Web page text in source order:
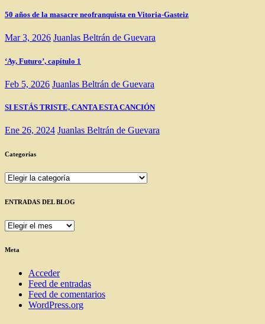
50 años de la masacre neofranquista en Vitoria-Gasteiz
Mar 3, 2026 Juanlas Beltrán de Guevara
‘Ay, Futuro’, capítulo 1
Feb 5, 2026 Juanlas Beltrán de Guevara
SI ESTÁS TRISTE, CANTA ESTA CANCIÓN
Ene 26, 2024 Juanlas Beltrán de Guevara
Categorías
Categorías
ENTRADAS DEL BLOG
ENTRADAS
BLOG
Meta
Acceder
Feed de entradas
Feed de comentarios
WordPress.org